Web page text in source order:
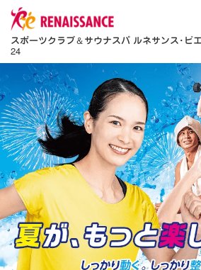
スポーツクラブ＆サウナスパ ルネサンス･ビ
24